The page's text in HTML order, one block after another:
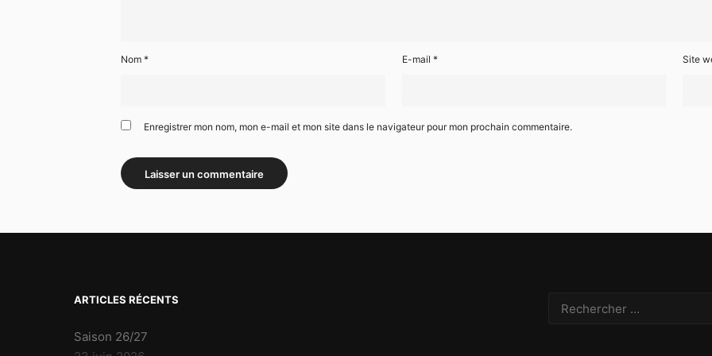
Nom * E-mail * Site
Enregistrer mon nom, mon e-mail et mon site dans le navigateur pour mon prochain commentaire.
ARTICLES RÉCENTS
Saison 26/27